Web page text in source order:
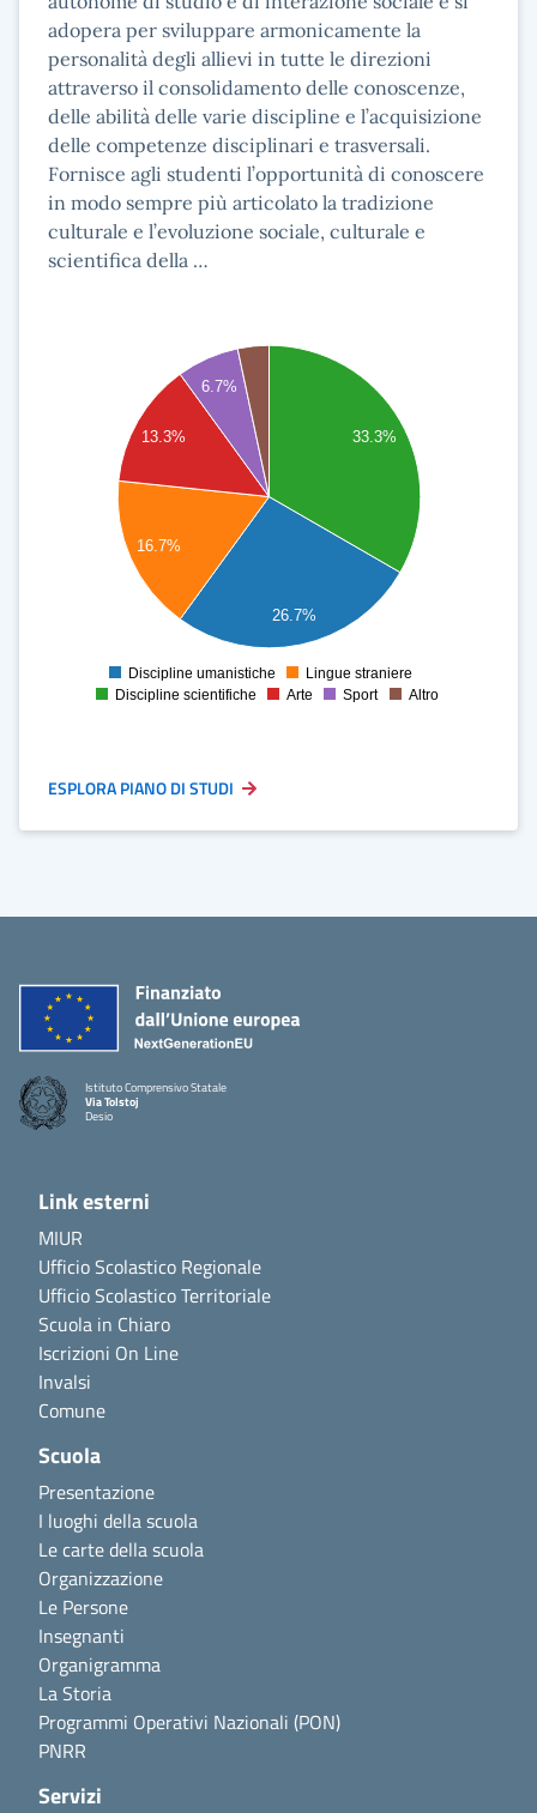
adopera per sviluppare armonicamente la
personalità degli allievi in tutte le direzioni
attraverso il consolidamento delle conoscenze,
delle abilità delle varie discipline e l’acquisizione
delle competenze disciplinari e trasversali.
Fornisce agli studenti l’opportunità di conoscere
in modo sempre più articolato la tradizione
culturale e l’evoluzione sociale, culturale e
scientifica della …
26.7%
16.7%
33.3%
13.3%
6.7%
Discipline umanistiche
Lingue straniere
Discipline scientifiche
Arte Sport Altro
ESPLORA PIANO DI STUDI
Istituto Comprensivo Statale
Via Tolstoj
Desio
Link esterni
MIUR
Ufficio Scolastico Regionale
Ufficio Scolastico Territoriale
Scuola in Chiaro
Iscrizioni On Line
Invalsi
Comune
Scuola
Presentazione
I luoghi della scuola
Le carte della scuola
Organizzazione
Le Persone
Insegnanti
Organigramma
La Storia
Programmi Operativi Nazionali (PON)
PNRR
Servizi